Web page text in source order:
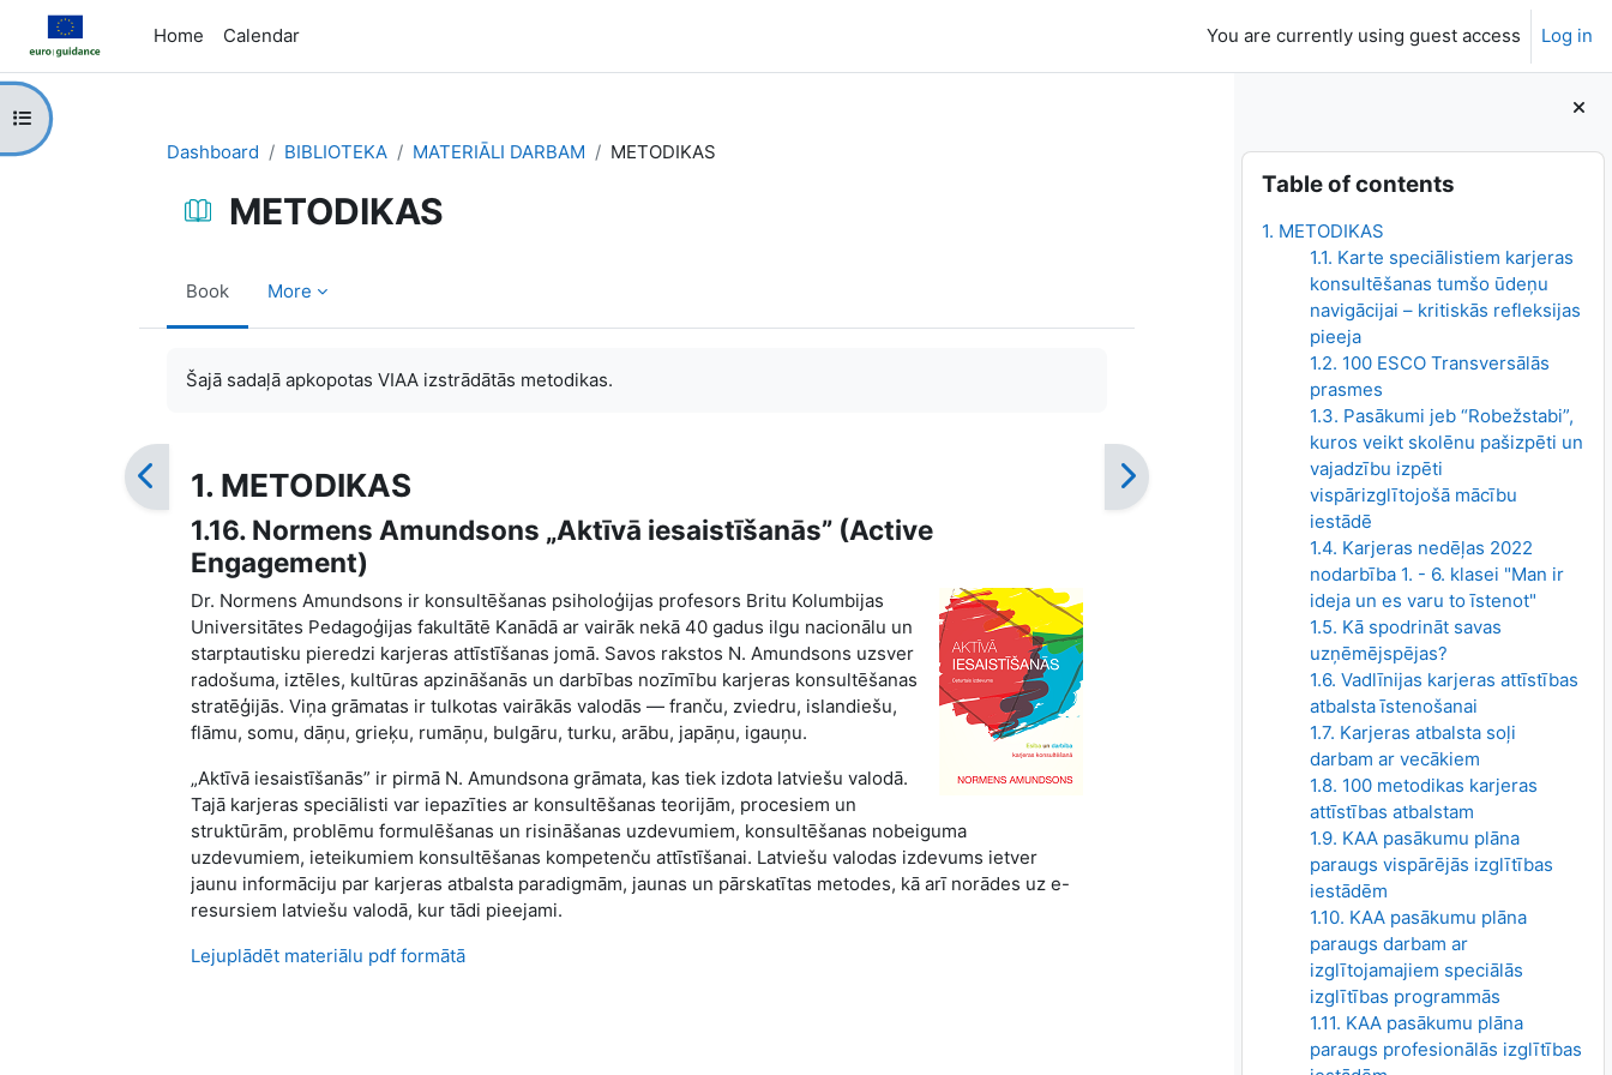
Skip to main content
Home
Calendar You are currently using guest access Log in
Blocks
Skip Table of contents
Table of contents
1. METODIKAS
1.1. Karte speciālistiem karjeras
konsultēšanas tumšo ūdeņu
navigācijai – kritiskās refleksijas
pieeja
1.2. 100 ESCO Transversālās
prasmes
1.3. Pasākumi jeb “Robežstabi”,
kuros veikt skolēnu pašizpēti un
vajadzību izpēti
vispārizglītojošā mācību
iestādē
1.4. Karjeras nedēļas 2022
nodarbība 1. - 6. klasei "Man ir
ideja un es varu to īstenot"
1.5. Kā spodrināt savas
uzņēmējspējas?
1.6. Vadlīnijas karjeras attīstības
atbalsta īstenošanai
1.7. Karjeras atbalsta soļi
darbam ar vecākiem
1.8. 100 metodikas karjeras
attīstības atbalstam
1.9. KAA pasākumu plāna
paraugs vispārējās izglītības
iestādēm
1.10. KAA pasākumu plāna
paraugs darbam ar
izglītojamajiem speciālās
izglītības programmās
1.11. KAA pasākumu plāna
paraugs profesionālās izglītības
Open course index
Dashboard
BIBLIOTEKA MATERIĀLI DARBAM METODIKAS
METODIKAS
Book More
Šajā sadaļā apkopotas VIAA izstrādātās metodikas.
1. METODIKAS
1.16. Normens Amundsons „Aktīvā iesaistīšanās” (Active
Engagement)
Dr. Normens Amundsons ir konsultēšanas psiholoģijas profesors Britu Kolumbijas
Universitātes Pedagoģijas fakultātē Kanādā ar vairāk nekā 40 gadus ilgu nacionālu un
starptautisku pieredzi karjeras attīstīšanas jomā. Savos rakstos N. Amundsons uzsver
radošuma, iztēles, kultūras apzināšanās un darbības nozīmību karjeras konsultēšanas
stratēģijās. Viņa grāmatas ir tulkotas vairākās valodās — franču, zviedru, islandiešu,
flāmu, somu, dāņu, grieķu, rumāņu, bulgāru, turku, arābu, japāņu, igauņu.
„Aktīvā iesaistīšanās” ir pirmā N. Amundsona grāmata, kas tiek izdota latviešu valodā.
Tajā karjeras speciālisti var iepazīties ar konsultēšanas teorijām, procesiem un
struktūrām, problēmu formulēšanas un risināšanas uzdevumiem, konsultēšanas nobeiguma
uzdevumiem, ieteikumiem konsultēšanas kompetenču attīstīšanai. Latviešu valodas izdevums ietver
jaunu informāciju par karjeras atbalsta paradigmām, jaunas un pārskatītas metodes, kā arī norādes uz e-
resursiem latviešu valodā, kur tādi pieejami.
Lejuplādēt materiālu pdf formātā